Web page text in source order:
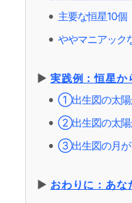
⚫︎ 主要な恒星10個
⚫︎ ややマニアック
▶︎実践例：恒星か
⚫︎ ①出生図の太陽
⚫︎ ②出生図の太陽
⚫︎ ③出生図の月が
▶︎ おわりに：あな